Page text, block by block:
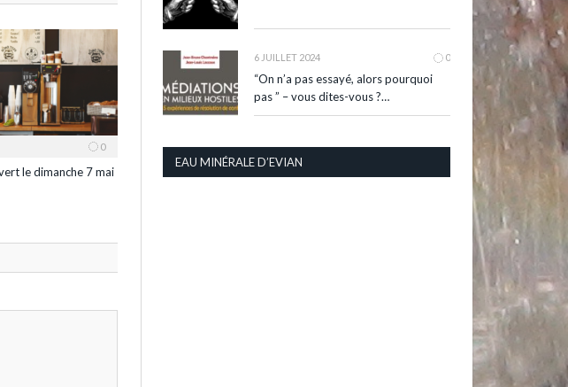
0
le dimanche 7 mai
6 JUILLET 2024 0
“On n’a pas essayé, alors pourquoi
pas ” – vous dites-vous ?…
EAU MINÉRALE D’EVIAN